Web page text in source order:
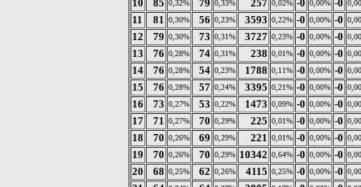
10 85 0,32% 79 0,33% 257 0,02% -0 0,00% -0
11 81 0,30% 56 0,23% 3593 0,22% -0 0,00% -0
12 79 0,30% 73 0,31% 3727 0,23% -0 0,00% -0
13 76 0,28% 74 0,31% 238 0,01% -0 0,00% -0
14 76 0,28% 54 0,23% 1788 0,11% -0 0,00% -0
15 76 0,28% 57 0,24% 3395 0,21% -0 0,00% -0
16 73 0,27% 53 0,22% 1473 0,09% -0 0,00% -0
17 71 0,27% 70 0,29% 225 0,01% -0 0,00% -0
18 70 0,26% 69 0,29% 221 0,01% -0 0,00% -0
19 70 0,26% 70 0,29% 10342 0,64% -0 0,00% -0
20 68 0,25% 62 0,26% 4115 0,25% -0 0,00% -0